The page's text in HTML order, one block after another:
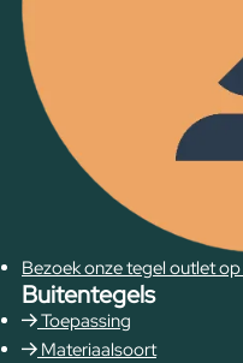
Bezoek onze tegel outlet
Buitentegels
Toepassing
Materiaalsoort